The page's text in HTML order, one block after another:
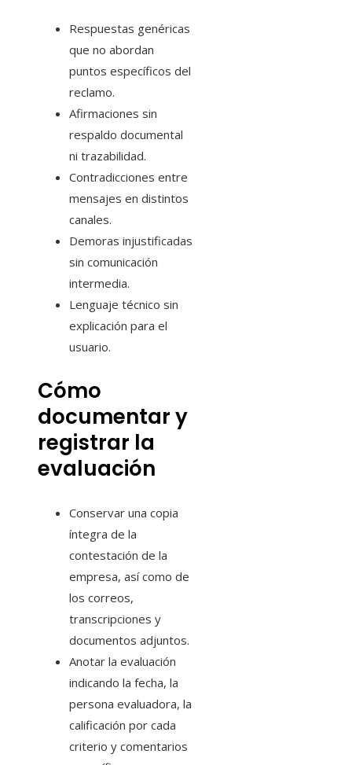
Respuestas genéricas
que no abordan
puntos específicos del
reclamo.
Afirmaciones sin
respaldo documental
ni trazabilidad.
Contradicciones entre
mensajes en distintos
canales.
Demoras injustificadas
sin comunicación
intermedia.
Lenguaje técnico sin
explicación para el
usuario.
Cómo
documentar y
registrar la
evaluación
Conservar una copia
íntegra de la
contestación de la
empresa, así como de
los correos,
transcripciones y
documentos adjuntos.
Anotar la evaluación
indicando la fecha, la
persona evaluadora, la
calificación por cada
criterio y comentarios